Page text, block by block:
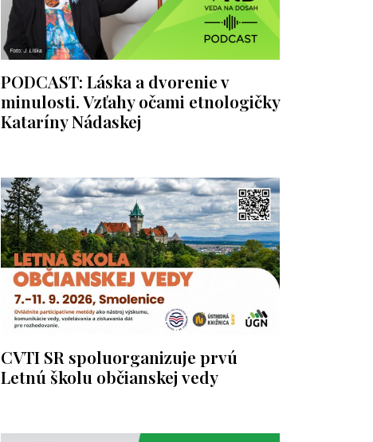
PODCAST: Láska a dvorenie v
minulosti. Vzťahy očami etnologičky
Kataríny Nádaskej
CVTI SR spoluorganizuje prvú
Letnú školu občianskej vedy